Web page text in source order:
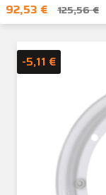
92,53 €
125,56 €
-5,11 €